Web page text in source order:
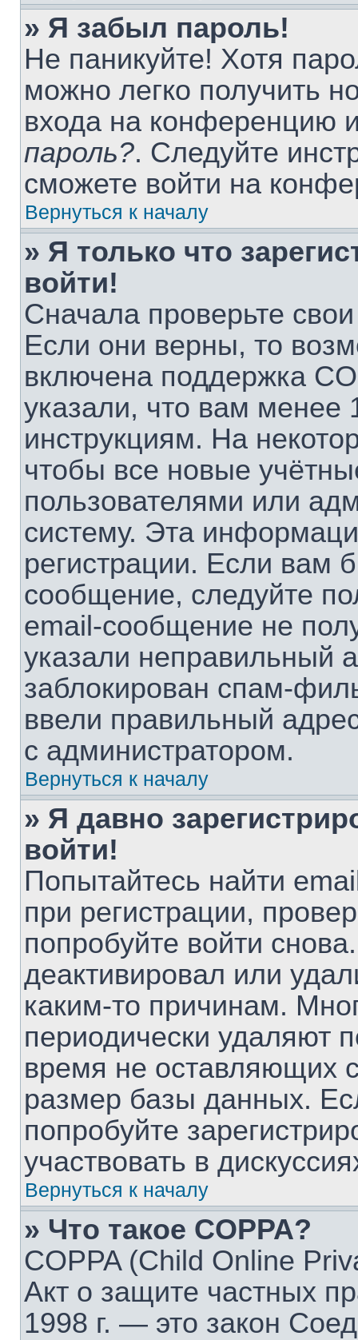
» Я забыл пароль!
Не паникуйте! Хотя
можно легко получить
входа на конференцию
пароль?. Следуйте
сможете войти на
Вернуться к началу
» Я только что
войти!
Сначала проверьте
Если они верны, то
включена поддержка
указали, что вам менее
инструкциям. На
чтобы все новые
пользователями или
систему. Эта
регистрации. Если вам
сообщение, следуйте
email-сообщение не
указали неправильный
заблокирован спам-
ввели правильный
с администратором.
Вернуться к началу
» Я давно
войти!
Попытайтесь найти
при регистрации,
попробуйте войти
деактивировал или
каким-то причинам.
периодически удаляют
время не оставляющих
размер базы данных.
попробуйте
участвовать в
Вернуться к началу
» Что такое COPPA?
COPPA (Child Online
Акт о защите частных
1998 г. — это закон